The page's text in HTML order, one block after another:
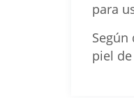
para
piel